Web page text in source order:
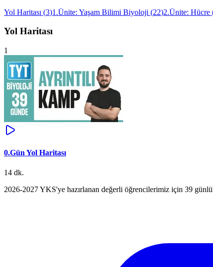
Yol Haritası (3)1.Ünite: Yaşam Bilimi Biyoloji (22)2.Ünite: Hücre
Yol Haritası
1
0.Gün Yol Haritası
14 dk.
2026-2027 YKS'ye hazırlanan değerli öğrencilerimiz için 39